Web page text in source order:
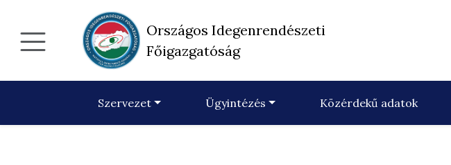
Országos Idegenrendészeti
Főigazgatóság
Szervezet Ügyintézés Közérdekű adatok